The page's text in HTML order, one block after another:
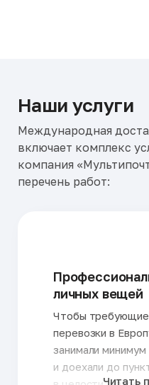
Индия
Иордания
Иран
Ирландия
Канада
Кипр
Китай
Корея
Кувейт
Наши услуги
Международная
включает комплекс
компания
перечень работ:
личных вещей
Чтобы
перевозки в
занимали
и доехали до
Читать